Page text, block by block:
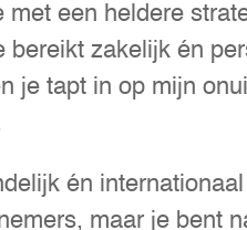
met een heldere
bereikt zakelijk én
je tapt in op mijn
én
maar je bent